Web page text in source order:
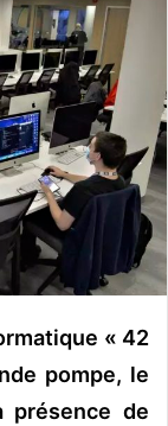
« 42
pompe, le
présence de